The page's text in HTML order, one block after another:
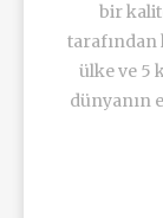
bir
tarafından
ülke ve 5
dünyanın